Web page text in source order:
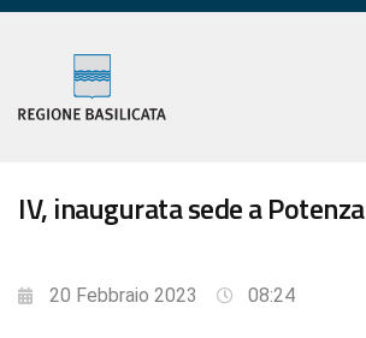
IV, inaugurata sede a Potenza
20 Febbraio 2023 08:24